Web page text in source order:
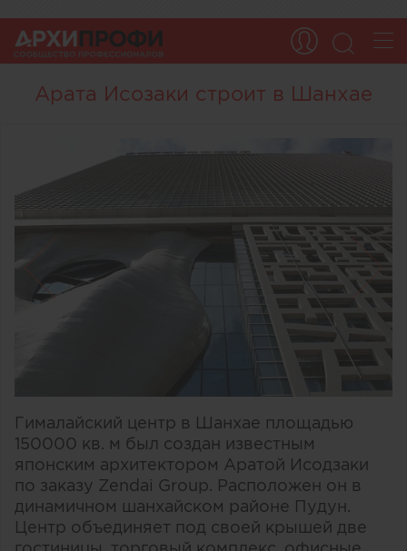
Арата Исозаки строит в Шанхае
Гималайский центр в Шанхае площадью
150000 кв. м был создан известным
японским архитектором Аратой Исодзаки
по заказу Zendai Group. Расположен он в
динамичном шанхайском районе Пудун.
Центр объединяет под своей крышей две